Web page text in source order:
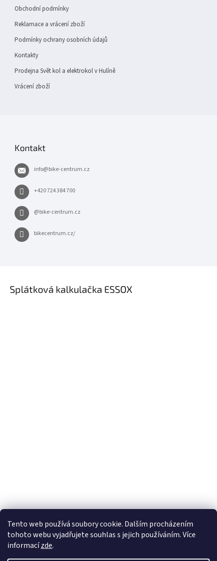
Tento web používá soubory cookie. Dalším procházením
tohoto webu vyjadřujete souhlas s jejich používáním. Více
informacízde.
Obchodní podmínky
Reklamace a vrácení zboží
Podmínky ochrany osobních údajů
Kontakty
Prodejna Svět kol a elektrokol v Hulíně
Vrácení zboží
Kontakt
info@bike-centrum.cz
+420 724 384 700
@bike-centrum.cz
bikecentrum.cz/
Splátková kalkulačka ESSOX